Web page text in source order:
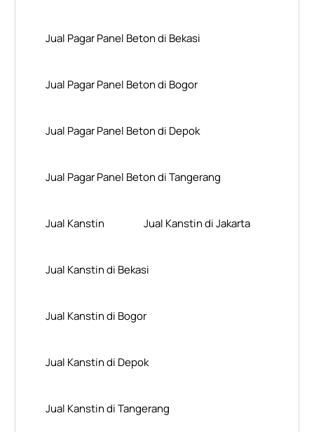
Jual Pagar Panel Beton di Bekasi
Jual Pagar Panel Beton di Bogor
Jual Pagar Panel Beton di Depok
Jual Pagar Panel Beton di Tangerang
Jual Kanstin Jual Kanstin di Jakarta
Jual Kanstin di Bekasi
Jual Kanstin di Bogor
Jual Kanstin di Depok
Jual Kanstin di Tangerang